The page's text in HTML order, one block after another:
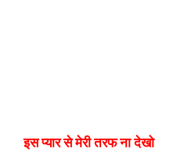
इस प्यार से मेरी तरफ ना देखो